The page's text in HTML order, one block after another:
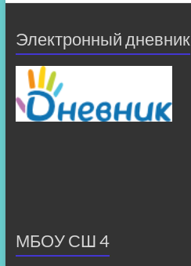
Электронный дневник
МБОУ СШ 4